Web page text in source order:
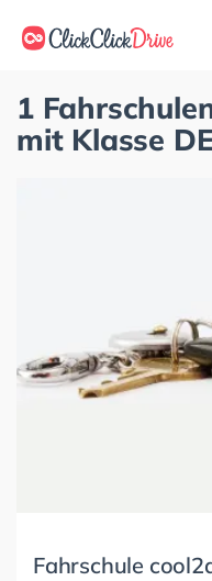
1
mit Klasse
Fahrschule